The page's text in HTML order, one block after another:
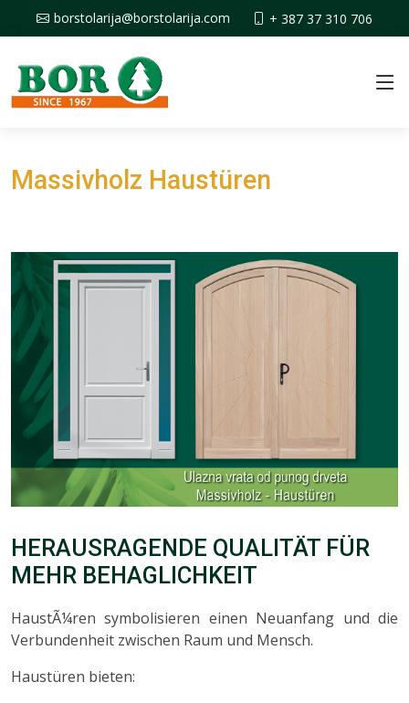
borstolarija@borstolarija.com + 387 37 310 706
Massivholz Haustüren
HERAUSRAGENDE QUALITÄT FÜR
MEHR BEHAGLICHKEIT
HaustÃ¼ren symbolisieren einen Neuanfang und die
Verbundenheit zwischen Raum und Mensch.
Haustüren bieten: